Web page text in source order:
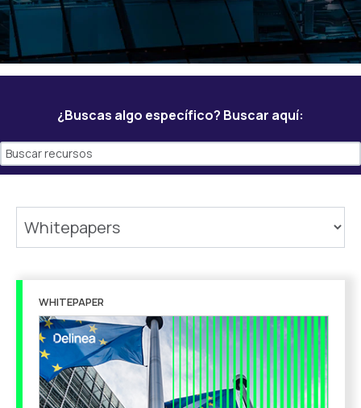
¿Buscas algo específico? Buscar aquí:
WHITEPAPER